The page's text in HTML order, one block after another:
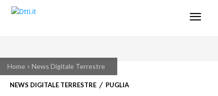
Home News Digitale Terrestre
NEWS DIGITALE TERRESTRE PUGLIA